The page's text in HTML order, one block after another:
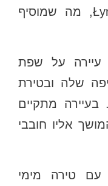
העיר ממוקמת על נהר Łyna, מה שמוסיף
על שפת
שלה ובטירת
בעיירה מתקיים
אליו חובבי
עם טירה מימי